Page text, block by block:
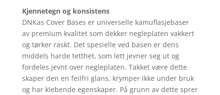
Kjennetegn og konsistens
DNKas Cover Bases er universelle kamuflasjebaser
av premium kvalitet som dekker negleplaten vakkert
og tørker raskt. Det spesielle ved basen er dens
middels harde tetthet, som lett jevner seg ut og
fordeles jevnt over negleplaten. Takket være dette
skaper den en feilfri glans, krymper ikke under bruk
og har klebende egenskaper. På grunn av dette sprer